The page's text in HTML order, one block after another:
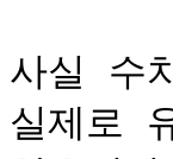
사실 수
실제로